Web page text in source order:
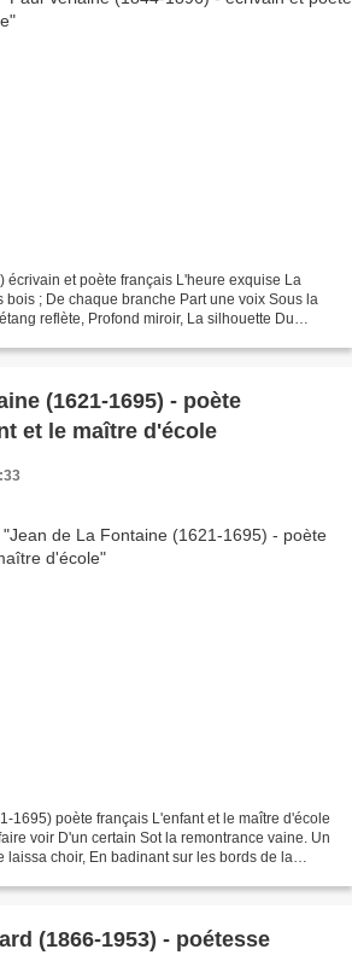
écrivain et poète français L'heure exquise La
bois ; De chaque branche Part une voix Sous la
reflète, Profond miroir, La silhouette Du
(1621-1695) - poète
et le maître d'école
1695) poète français L'enfant et le maître d'école
voir D'un certain Sot la remontrance vaine. Un
laissa choir, En badinant sur les bords de la
(1866-1953) - poétesse